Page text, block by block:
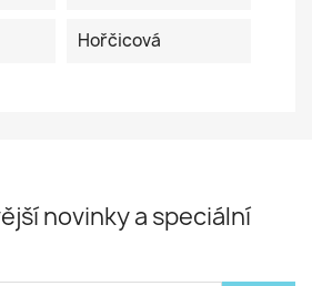
Hořčicová
novinky a speciální